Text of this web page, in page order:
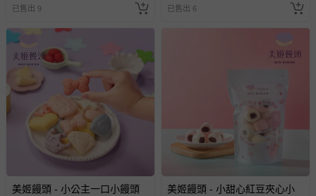
已售出 9 已售出 6
美姬饅頭 - 小公主一口小饅頭
美姬饅頭 - 小甜心紅豆夾心小